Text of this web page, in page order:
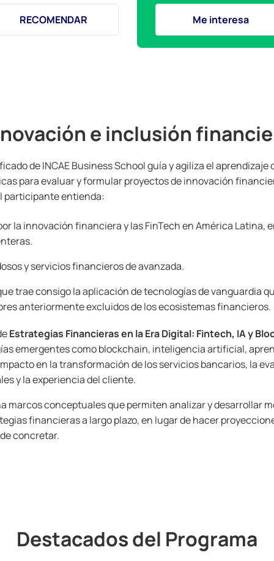
RECOMENDAR Me interesa
e inclusión
de INCAE Business School guía y agiliza el aprendizaje
para evaluar y formular proyectos de innovación
participante entienda:
la innovación financiera y las FinTech en América Latina,
y servicios financieros de avanzada.
trae consigo la aplicación de tecnologías de vanguardia
anteriormente excluidos de los ecosistemas financieros.
Estrategias Financieras en la Era Digital: Fintech, IA y
emergentes como blockchain, inteligencia artificial,
en la transformación de los servicios bancarios, la
y la experiencia del cliente.
marcos conceptuales que permiten analizar y desarrollar
financieras a largo plazo, en lugar de hacer
concretar.
Destacados del Programa